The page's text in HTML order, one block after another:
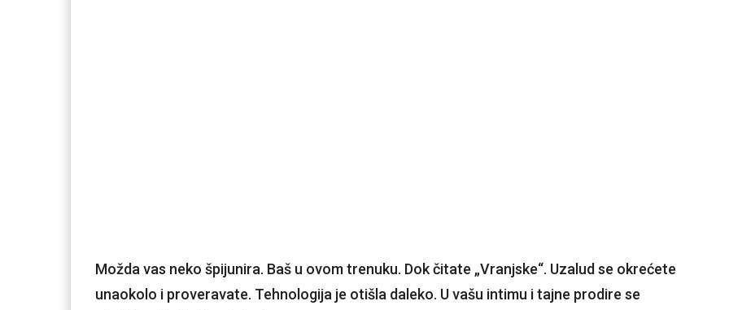
Možda vas neko špijunira. Baš u ovom trenuku. Dok čitate „Vranjske“. Uzalud se okrećete
unaokolo i proveravate. Tehnologija je otišla daleko. U vašu intimu i tajne prodire se